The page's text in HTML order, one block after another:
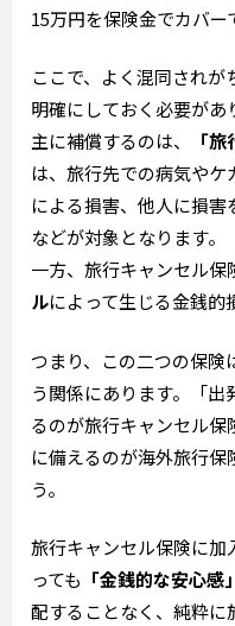
15万円を保険金でカバー
ここで、よく混同され
明確にしておく必要が
主に補償するのは、
「
は、旅行先での病気や
による損害、他人に損
などが対象となります。
一方、旅行キャンセル保
ルによって生じる金銭的
つまり、この二つの保
う関係にあります。「
るのが旅行キャンセル保
に備えるのが海外旅行
う。
旅行キャンセル保険に
っても 「金銭的な安心感」
配することなく、純粋に